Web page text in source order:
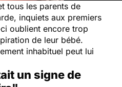
tous les parents de
inquiets aux premiers
oublient encore trop
de leur bébé.
inhabituel peut lui
un signe de